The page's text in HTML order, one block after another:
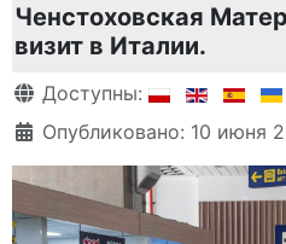
Ченстоховская
визит в Италии.
Информация о материале
Доступны:
Опубликовано: 10 июня